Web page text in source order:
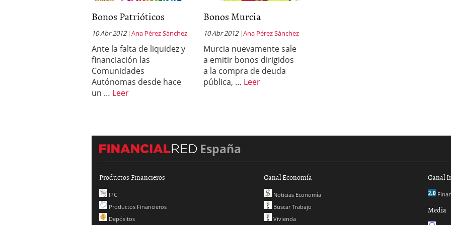
Bonos Patrióticos
10 Abr 2012 Ana Pérez Sánchez
Ante la falta de liquidez y
financiación las
Comunidades
Autónomas desde hace
un … Leer
Bonos Murcia
10 Abr 2012 Ana Pérez Sánchez
Murcia nuevamente sale
a emitir bonos dirigidos
a la compra de deuda
pública, … Leer
España
Productos Financieros
IPC
Productos Financieros
Depósitos
Canal Economía
Noticias Economía
Buscar Trabajo
Vivienda
Canal
Media